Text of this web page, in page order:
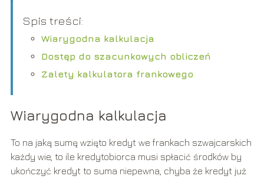
Spis treści:
Wiarygodna kalkulacja
Dostęp do szacunkowych obliczeń
Zalety kalkulatora frankowego
Wiarygodna kalkulacja
To na jaką sumę wzięto kredyt we frankach szwajcarskich
każdy wie, to ile kredytobiorca musi spłacić środków by
ukończyć kredyt to suma niepewna, chyba że kredyt już